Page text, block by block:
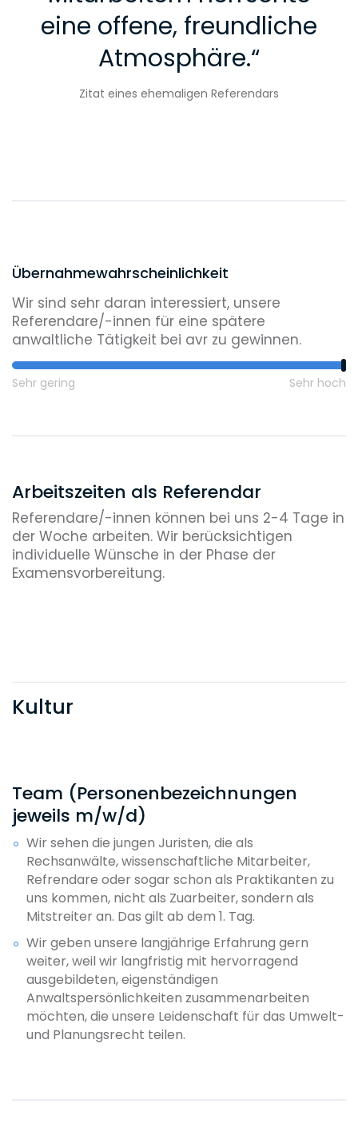
Fahrt zurück ins Büro. Umweg über eine Pizzeria.
Im Ergebnis der Gerichtsverhandlung haben wir
eine offene, freundliche
Atmosphäre.“
Zitat eines ehemaligen Referendars
Übernahmewahrscheinlichkeit
Wir sind sehr daran interessiert, unsere
Referendare/-innen für eine spätere
anwaltliche Tätigkeit bei avr zu gewinnen.
Sehr gering Sehr hoch
Arbeitszeiten als Referendar
Referendare/-innen können bei uns 2-4 Tage in
der Woche arbeiten. Wir berücksichtigen
individuelle Wünsche in der Phase der
Examensvorbereitung.
Kultur
Team (Personenbezeichnungen
jeweils m/w/d)
Wir sehen die jungen Juristen, die als
Rechsanwälte, wissenschaftliche Mitarbeiter,
Refrendare oder sogar schon als Praktikanten zu
uns kommen, nicht als Zuarbeiter, sondern als
Mitstreiter an. Das gilt ab dem 1. Tag.
Wir geben unsere langjährige Erfahrung gern
weiter, weil wir langfristig mit hervorragend
ausgebildeten, eigenständigen
Anwaltspersönlichkeiten zusammenarbeiten
möchten, die unsere Leidenschaft für das Umwelt-
und Planungsrecht teilen.